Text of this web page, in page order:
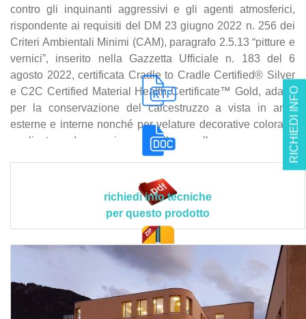
RICHIEDI INFO
contro gli inquinanti aggressivi e gli agenti atmosferici,
rispondente ai requisiti del DM 23 giugno 2022 n. 256 dei
Criteri Ambientali Minimi (CAM), paragrafo 2.5.13 “pitture e
vernici”, inserito nella Gazzetta Ufficiale n. 183 del 6
agosto 2022, certificata Cradle to Cradle Certified® Silver
e C2C Certified Material Health Certificate™ Gold, adatta
per la conservazione del calcestruzzo a vista in aree
esterne e interne nonché per velature decorative colorate,
applicata a due mani a pennello, a rullo o a spruzzo su
superfici in calcestruzzo o pietre naturali assorbenti, per
Il prodotto deve rispettare le seguenti caratteristiche
tecniche e applicative peculiari > tonalità colore:
bianca/chiara (con pigmenti minerali resistenti alla luce);
densità: 1,1 - 1,3 g/cm³; percentuale organica: <= 5%;
valore pH: ca. 11; resistenza della tonalità del colore
(codice Fb ai sensi del libretto delle istruzioni tecniche
BFS n.26): A1; spessore dello strato d'aria equivalente alla
diffusione (sd): 0,02 m; tempi di asciugatura tra le mani: 12
doc. tec.
richiedi info tecniche
per questo prodotto